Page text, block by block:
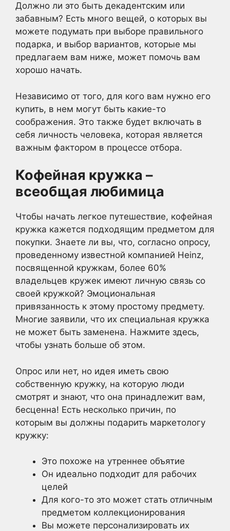
Должно ли это быть декадентским или
забавным? Есть много вещей, о которых вы
можете подумать при выборе правильного
подарка, и выбор вариантов, которые мы
предлагаем вам ниже, может помочь вам
хорошо начать.
Независимо от того, для кого вам нужно его
купить, в нем могут быть какие-то
соображения. Это также будет включать в
себя личность человека, которая является
важным фактором в процессе отбора.
Кофейная кружка –
всеобщая любимица
Чтобы начать легкое путешествие, кофейная
кружка кажется подходящим предметом для
покупки. Знаете ли вы, что, согласно опросу,
проведенному известной компанией Heinz,
посвященной кружкам, более 60%
владельцев кружек имеют личную связь со
своей кружкой? Эмоциональная
привязанность к этому простому предмету.
Многие заявили, что их специальная кружка
не может быть заменена. Нажмите здесь,
чтобы узнать больше об этом.
Опрос или нет, но идея иметь свою
собственную кружку, на которую люди
смотрят и знают, что она принадлежит вам,
бесценна! Есть несколько причин, по
которым вы должны подарить маркетологу
кружку:
Это похоже на утреннее объятие
Он идеально подходит для рабочих
целей
Для кого-то это может стать отличным
предметом коллекционирования
Вы можете персонализировать их